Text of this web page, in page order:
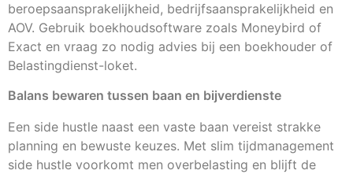
beroepsaansprakelijkheid, bedrijfsaansprakelijkheid en
AOV. Gebruik boekhoudsoftware zoals Moneybird of
Exact en vraag zo nodig advies bij een boekhouder of
Belastingdienst-loket.
Balans bewaren tussen baan en bijverdienste
Een side hustle naast een vaste baan vereist strakke
planning en bewuste keuzes. Met slim tijdmanagement
side hustle voorkomt men overbelasting en blijft de